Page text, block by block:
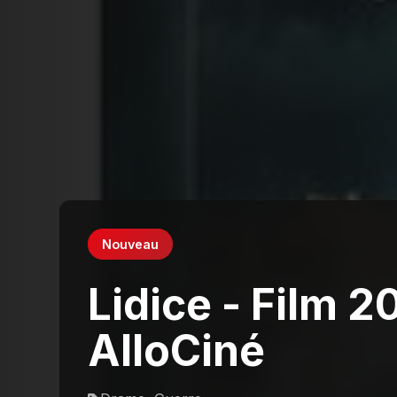
Nouveau
Lidice - Film
AlloCiné